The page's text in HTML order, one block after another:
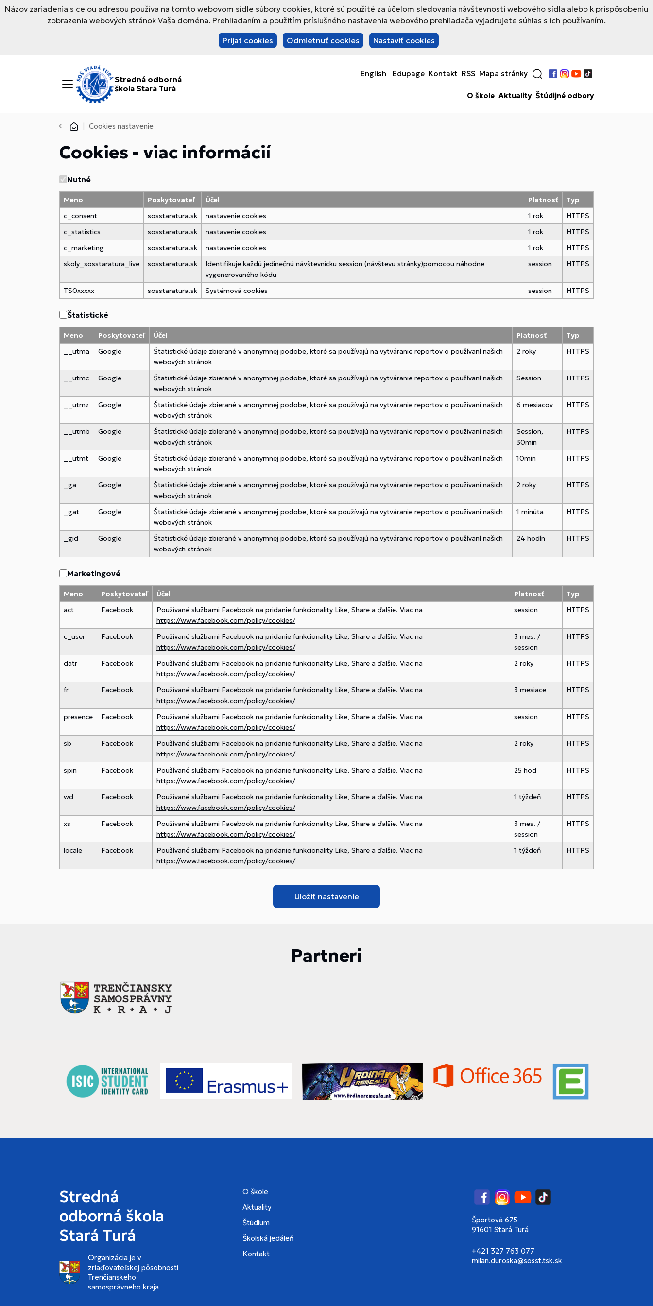
Názov zariadenia s celou adresou používa na tomto webovom sídle súbory cookies, ktoré sú použité za účelom sledovania návštevnosti webového sídla alebo k prispôsobeniu
zobrazenia webových stránok Vaša doména. Prehliadaním a použitím príslušného nastavenia webového prehliadača vyjadrujete súhlas s ich používaním.
Prijať cookies Odmietnuť cookies Nastaviť cookies
Stredná odborná
škola Stará Turá
English Edupage Kontakt RSS Mapa stránky
Facebook
Instagram
YouTube
TikTok
O škole Aktuality Štúdijné odbory
Cookies nastavenie
Cookies - viac informácií
Nutné
Meno Poskytovateľ Účel Platnosť
Typ
c_consent
sosstaratura.sk nastavenie cookies 1 rok
HTTPS
c_statistics
sosstaratura.sk nastavenie cookies 1 rok
HTTPS
c_marketing
sosstaratura.sk nastavenie cookies 1 rok
HTTPS
skoly_sosstaratura_live
sosstaratura.sk
Identifikuje každú jedinečnú návštevnícku session (návštevu stránky)pomocou náhodne
vygenerovaného kódu
session HTTPS
TS0xxxxx sosstaratura.sk Systémová cookies session HTTPS
Štatistické
Meno Poskytovateľ Účel Platnosť
Typ
__utma
Google
Štatistické údaje zbierané v anonymnej podobe, ktoré sa používajú na vytváranie reportov o používaní našich
webových stránok
2 roky HTTPS
__utmc Google
Štatistické údaje zbierané v anonymnej podobe, ktoré sa používajú na vytváranie reportov o používaní našich
webových stránok
Session HTTPS
__utmz Google
Štatistické údaje zbierané v anonymnej podobe, ktoré sa používajú na vytváranie reportov o používaní našich
webových stránok
6 mesiacov HTTPS
__utmb Google
Štatistické údaje zbierané v anonymnej podobe, ktoré sa používajú na vytváranie reportov o používaní našich
webových stránok
Session,
30min
HTTPS
__utmt Google
Štatistické údaje zbierané v anonymnej podobe, ktoré sa používajú na vytváranie reportov o používaní našich
webových stránok
10min HTTPS
_ga Google
Štatistické údaje zbierané v anonymnej podobe, ktoré sa používajú na vytváranie reportov o používaní našich
webových stránok
2 roky HTTPS
_gat Google
Štatistické údaje zbierané v anonymnej podobe, ktoré sa používajú na vytváranie reportov o používaní našich
webových stránok
1 minúta HTTPS
_gid Google
Štatistické údaje zbierané v anonymnej podobe, ktoré sa používajú na vytváranie reportov o používaní našich
webových stránok
24 hodín HTTPS
Marketingové
Meno Poskytovateľ Účel Platnosť
Typ
act
Facebook
Používané službami Facebook na pridanie funkcionality Like, Share a ďalšie. Viac na
https://www.facebook.com/policy/cookies/
session HTTPS
c_user Facebook
Používané službami Facebook na pridanie funkcionality Like, Share a ďalšie. Viac na
https://www.facebook.com/policy/cookies/
3 mes. /
session
HTTPS
datr Facebook
Používané službami Facebook na pridanie funkcionality Like, Share a ďalšie. Viac na
https://www.facebook.com/policy/cookies/
2 roky HTTPS
fr Facebook
Používané službami Facebook na pridanie funkcionality Like, Share a ďalšie. Viac na
https://www.facebook.com/policy/cookies/
3 mesiace HTTPS
presence Facebook
Používané službami Facebook na pridanie funkcionality Like, Share a ďalšie. Viac na
https://www.facebook.com/policy/cookies/
session HTTPS
sb Facebook
Používané službami Facebook na pridanie funkcionality Like, Share a ďalšie. Viac na
https://www.facebook.com/policy/cookies/
2 roky HTTPS
spin Facebook
Používané službami Facebook na pridanie funkcionality Like, Share a ďalšie. Viac na
https://www.facebook.com/policy/cookies/
25 hod HTTPS
wd Facebook
Používané službami Facebook na pridanie funkcionality Like, Share a ďalšie. Viac na
https://www.facebook.com/policy/cookies/
1 týždeň HTTPS
xs Facebook
Používané službami Facebook na pridanie funkcionality Like, Share a ďalšie. Viac na
https://www.facebook.com/policy/cookies/
3 mes. /
session
HTTPS
locale Facebook
Používané službami Facebook na pridanie funkcionality Like, Share a ďalšie. Viac na
https://www.facebook.com/policy/cookies/
1 týždeň HTTPS
Partneri
Stredná
odborná škola
Stará Turá
Organizácia je v
zriaďovateľskej pôsobnosti
Trenčianskeho
samosprávneho kraja
O škole
Aktuality
Štúdium
Školská jedáleň
Kontakt
FacebookInstagramYouTubeTikTok
Športová 675
91601 Stará Turá
+421 327 763 077
milan.duroska@sosst.tsk.sk